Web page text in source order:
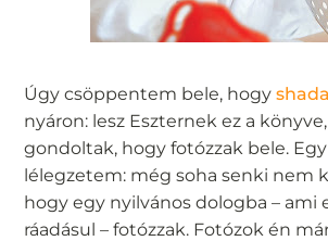
Úgy csöppentem bele, hogy
nyáron: lesz Eszternek ez a könyve,
gondoltak, hogy fotózzak bele.
lélegzetem: még soha senki nem
hogy egy nyilvános dologba – ami
ráadásul – fotózzak. Fotózok én